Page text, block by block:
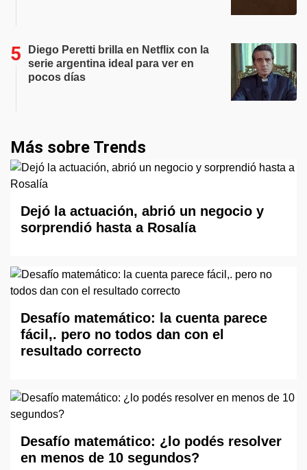
Diego Peretti brilla en Netflix con la
serie argentina ideal para ver en
pocos días
Más sobre Trends
Dejó la actuación, abrió un negocio y
sorprendió hasta a Rosalía
Desafío matemático: la cuenta parece
fácil,. pero no todos dan con el
resultado correcto
Desafío matemático: ¿lo podés resolver
en menos de 10 segundos?